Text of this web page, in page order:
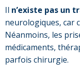
Il n’existe pas un
neurologiques, car
Néanmoins, les
médicaments,
parfois chirurgie.